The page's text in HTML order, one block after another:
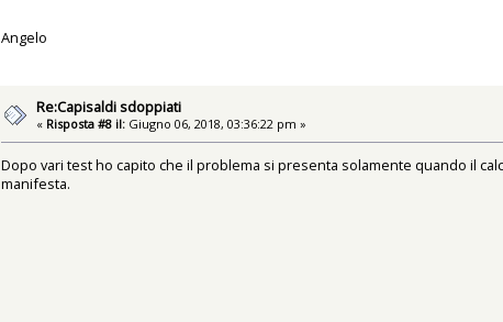
Angelo
Re:Capisaldi sdoppiati
« Risposta #8 il: Giugno 06, 2018, 03:36:22 pm »
Dopo vari test ho capito che il problema si presenta solamente quando il
manifesta.